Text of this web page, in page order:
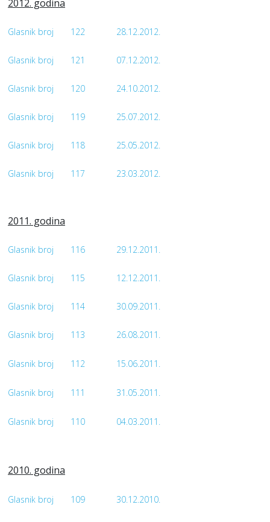
2012. godina
Glasnik broj 122 28.12.2012.
Glasnik broj 121 07.12.2012.
Glasnik broj 120 24.10.2012.
Glasnik broj 119 25.07.2012.
Glasnik broj 118 25.05.2012.
Glasnik broj 117 23.03.2012.
2011. godina
Glasnik broj 116 29.12.2011.
Glasnik broj 115 12.12.2011.
Glasnik broj 114 30.09.2011.
Glasnik broj 113 26.08.2011.
Glasnik broj 112 15.06.2011.
Glasnik broj 111 31.05.2011.
Glasnik broj 110 04.03.2011.
2010. godina
Glasnik broj 109 30.12.2010.